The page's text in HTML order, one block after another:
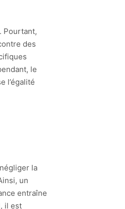
Pourtant,
des
le
l’égalité
la
un
entraîne
il est